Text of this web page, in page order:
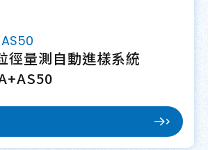
徑量測自動進樣系統